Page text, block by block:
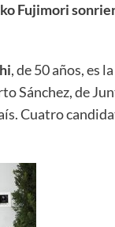
Fujimori
, de 50 años, es
Sánchez, de
Cuatro